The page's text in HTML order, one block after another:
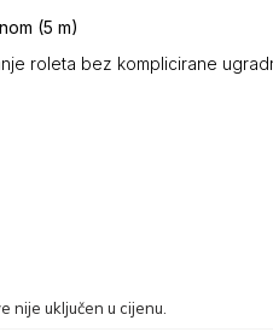
(5 m)
roleta bez komplicirane
nije uključen u cijenu.